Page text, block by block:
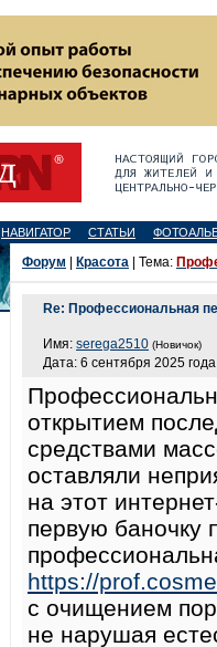
НАВИГАТОР СТАТЬИ
Форум Красота | Тема:
Re: Профессиональная
Имя: serega2510 (Новичок)
Дата: 6 сентября 2025
открытием
средствами
оставляли
на этот
первую баночку
https://
с очищением
не нарушая